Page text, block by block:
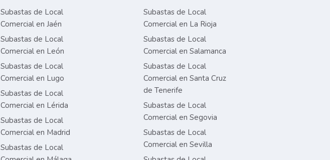
Subastas de Local
Comercial en Jaén
Subastas de Local
Comercial en León
Subastas de Local
Comercial en Lugo
Subastas de Local
Comercial en Lérida
Subastas de Local
Comercial en Madrid
Subastas de Local
Subastas de Local
Comercial en La Rioja
Subastas de Local
Comercial en Salamanca
Subastas de Local
Comercial en Santa Cruz
de Tenerife
Subastas de Local
Comercial en Segovia
Subastas de Local
Comercial en Sevilla